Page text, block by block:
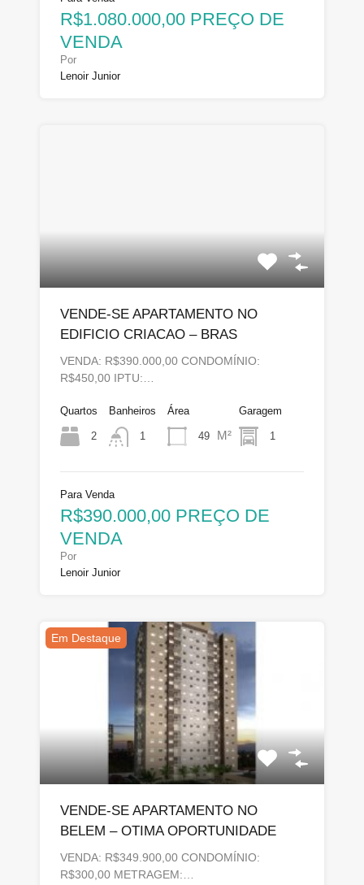
R$1.080.000,00 PREÇO DE
VENDA
Por
Lenoir Junior
VENDE-SE APARTAMENTO NO
EDIFICIO CRIACAO – BRAS
VENDA: R$390.000,00 CONDOMÍNIO:
R$450,00 IPTU:…
Quartos
2
Banheiros
1
Área
49 M²
Garagem
1
Para Venda
R$390.000,00 PREÇO DE
VENDA
Por
Lenoir Junior
Em Destaque
VENDE-SE APARTAMENTO NO
BELEM – OTIMA OPORTUNIDADE
VENDA: R$349.900,00 CONDOMÍNIO:
R$300,00 METRAGEM:…